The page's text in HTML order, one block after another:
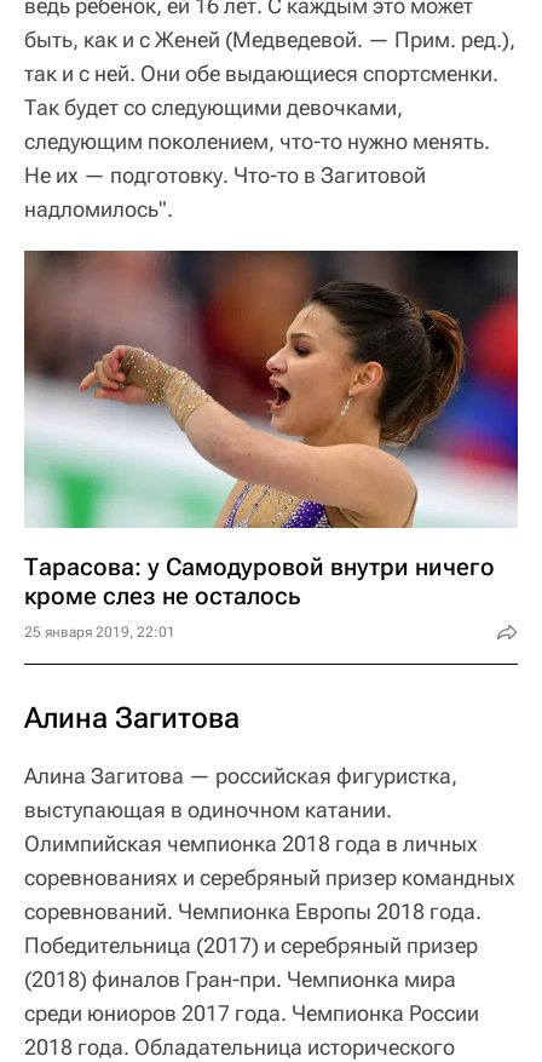
ведь ребенок, ей 16 лет. С каждым это может
быть, как и с Женей (Медведевой. — Прим. ред.),
так и с ней. Они обе выдающиеся спортсменки.
Так будет со следующими девочками,
следующим поколением, что-то нужно менять.
Не их — подготовку. Что-то в Загитовой
надломилось".
Тарасова: у Самодуровой внутри ничего
кроме слез не осталось
25 января 2019, 22:01
Алина Загитова
Алина Загитова — российская фигуристка,
выступающая в одиночном катании.
Олимпийская чемпионка 2018 года в личных
соревнованиях и серебряный призер командных
соревнований. Чемпионка Европы 2018 года.
Победительница (2017) и серебряный призер
(2018) финалов Гран-при. Чемпионка мира
среди юниоров 2017 года. Чемпионка России
2018 года. Обладательница исторического